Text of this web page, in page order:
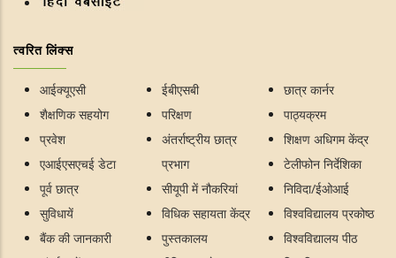
त्वरित लिंक्स
आईक्यूएसी
शैक्षणिक सहयोग
प्रवेश
एआईएसएचई डेटा
पूर्व छात्र
सुविधायें
बैंक की जानकारी
ईबीएसबी
परिक्षण
अंतर्राष्ट्रीय छात्र
प्रभाग
सीयूपी में नौकरियां
विधिक सहायता केंद्र
पुस्तकालय
छात्र कार्नर
पाठ्यक्रम
शिक्षण अधिगम केंद्र
टेलीफोन निर्देशिका
निविदा/ईओआई
विश्वविद्यालय प्रकोष्ठ
विश्वविद्यालय पीठ